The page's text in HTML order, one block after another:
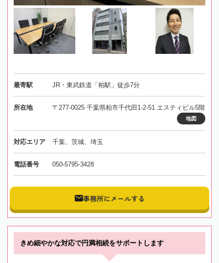
最寄駅 JR・東武鉄道「柏駅」徒歩7分
所在地 〒277-0025 千葉県柏市千代田1-2-51 エスティビル5階
地図
対応エリア 千葉、茨城、埼玉
電話番号 050-5795-3428
事務所にメールする
きめ細やかな対応で円満相続をサポートします